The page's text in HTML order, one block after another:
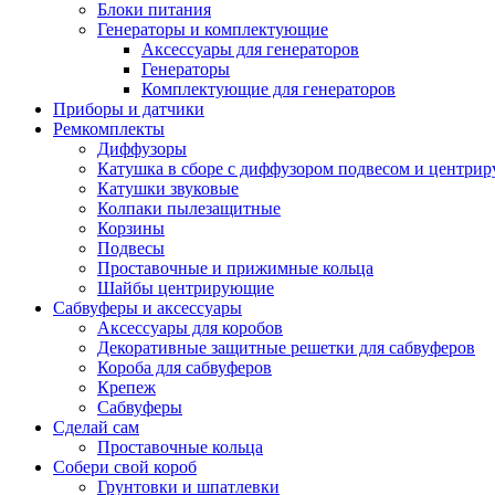
Блоки питания
Генераторы и комплектующие
Аксессуары для генераторов
Генераторы
Комплектующие для генераторов
Приборы и датчики
Ремкомплекты
Диффузоры
Катушка в сборе с диффузором подвесом и
Катушки звуковые
Колпаки пылезащитные
Корзины
Подвесы
Проставочные и прижимные кольца
Шайбы центрирующие
Сабвуферы и аксессуары
Аксессуары для коробов
Декоративные защитные решетки для сабвуферов
Короба для сабвуферов
Крепеж
Сабвуферы
Сделай сам
Проставочные кольца
Собери свой короб
Грунтовки и шпатлевки